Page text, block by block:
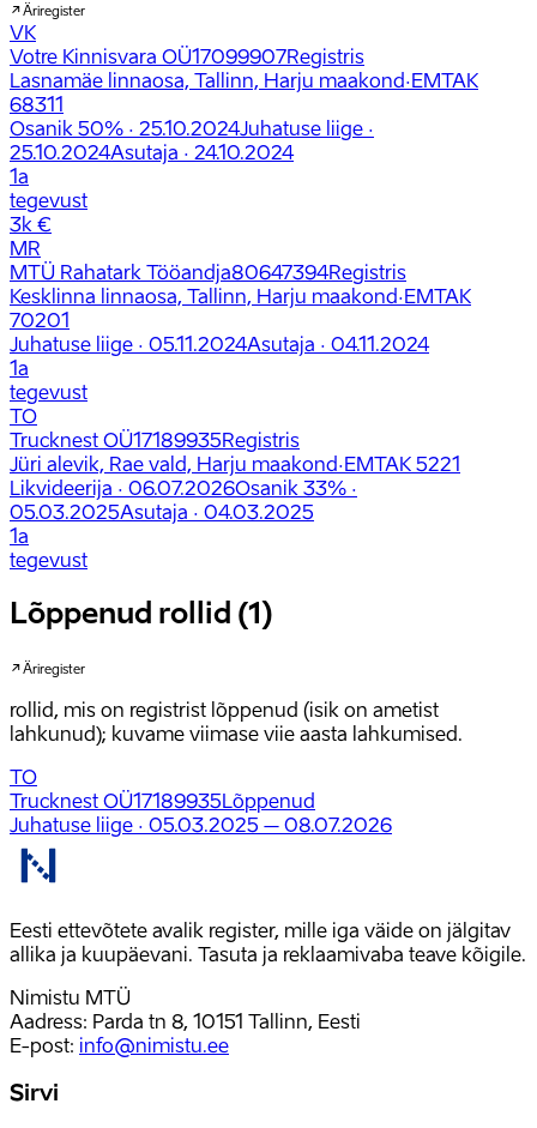
Äriregister
VK
Votre Kinnisvara OÜ17099907Registris
Lasnamäe linnaosa, Tallinn, Harju maakond·EMTAK
68311
Osanik 50% · 25.10.2024Juhatuse liige ·
25.10.2024Asutaja · 24.10.2024
1a
tegevust
3k €
MR
MTÜ Rahatark Tööandja80647394Registris
Kesklinna linnaosa, Tallinn, Harju maakond·EMTAK
70201
Juhatuse liige · 05.11.2024Asutaja · 04.11.2024
1a
tegevust
TO
Trucknest OÜ17189935Registris
Jüri alevik, Rae vald, Harju maakond·EMTAK 5221
Likvideerija · 06.07.2026Osanik 33% ·
05.03.2025Asutaja · 04.03.2025
1a
tegevust
Lõppenud rollid (1)
Äriregister
rollid, mis on registrist lõppenud (isik on ametist
lahkunud); kuvame viimase viie aasta lahkumised.
TO
Trucknest OÜ17189935Lõppenud
Juhatuse liige · 05.03.2025 – 08.07.2026
Eesti ettevõtete avalik register, mille iga väide on jälgitav
allika ja kuupäevani. Tasuta ja reklaamivaba teave kõigile.
Nimistu MTÜ
Aadress: Parda tn 8, 10151 Tallinn, Eesti
E-post: info@nimistu.ee
Sirvi